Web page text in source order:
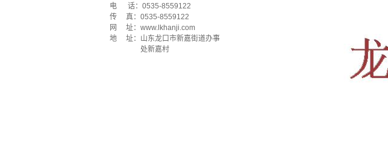
电 话：0535-8559122
传 真：0535-8559122
网 址：www.lkhanji.com
地 址：山东龙口市新嘉街道办事
处新嘉村